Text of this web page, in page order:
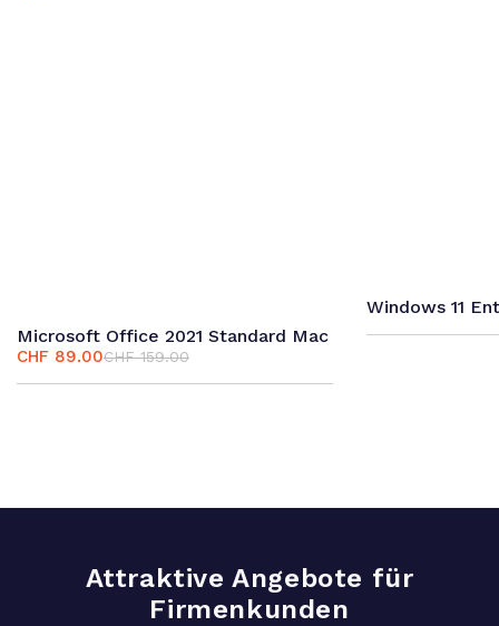
Microsoft Office 2021 Standard Mac
CHF159.00
Ursprünglicher
Preis
CHF 89.00
Aktueller
Preis
Windows 11
Attraktive Angebote für
Firmenkunden